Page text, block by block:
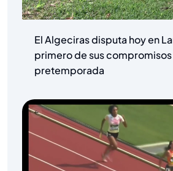
El Algeciras disputa hoy en
primero de sus
pretemporada